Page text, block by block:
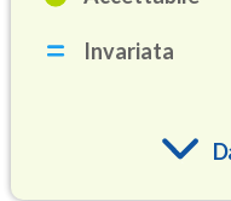
Invariata